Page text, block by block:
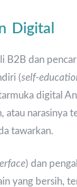
Digital
B2B dan
(self-
digital
atau narasinya
tawarkan.
) dan
yang bersih,